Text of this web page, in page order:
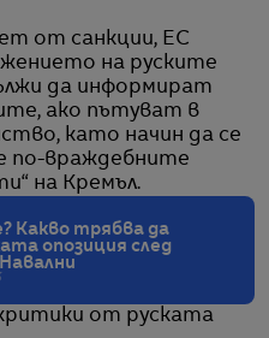
от санкции, ЕС
на руските
да информират
ако пътуват в
като начин да се
по-враждебните
на Кремъл.
Какво трябва да
опозиция след
от руската